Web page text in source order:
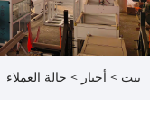
بيت > أخبار > حالة العملاء